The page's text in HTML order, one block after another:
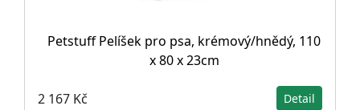
Petstuff Pelíšek pro psa, krémový/hnědý, 110
x 80 x 23cm
2 167 Kč Detail